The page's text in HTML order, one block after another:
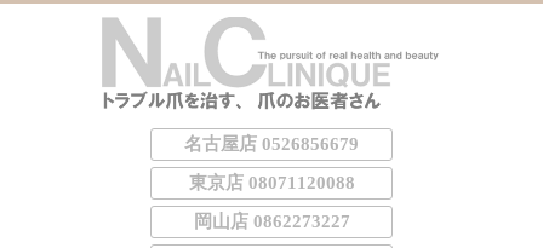
名古屋店 0526856679
東京店 08071120088
岡山店 0862273227